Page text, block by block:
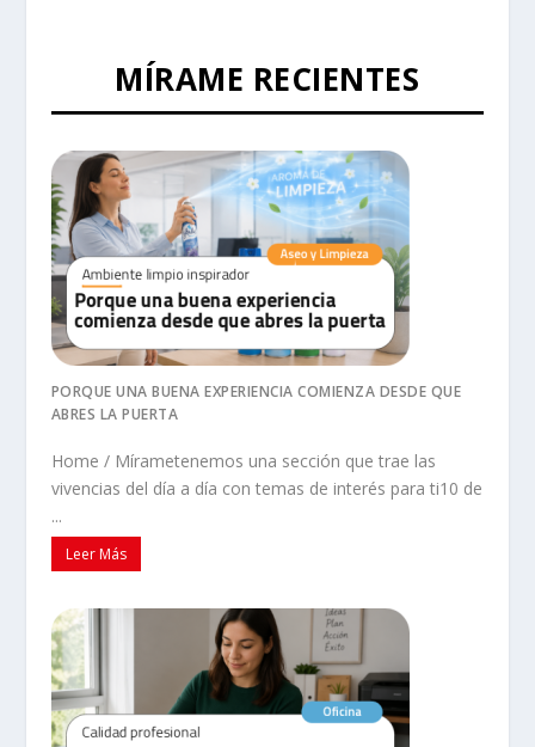
MÍRAME RECIENTES
PORQUE UNA BUENA EXPERIENCIA COMIENZA DESDE QUE
ABRES LA PUERTA
Home / Mírametenemos una sección que trae las
vivencias del día a día con temas de interés para ti10 de
...
Leer Más